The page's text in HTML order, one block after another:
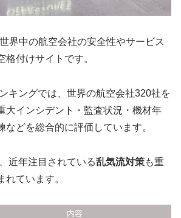
界中の航空会社の安全性やサービス
格付けサイトです。
キングでは、世界の航空会社320社を
大インシデント・監査状況・機材年
などを総合的に評価しています。
近年注目されている乱気流対策も重
れています。
内容